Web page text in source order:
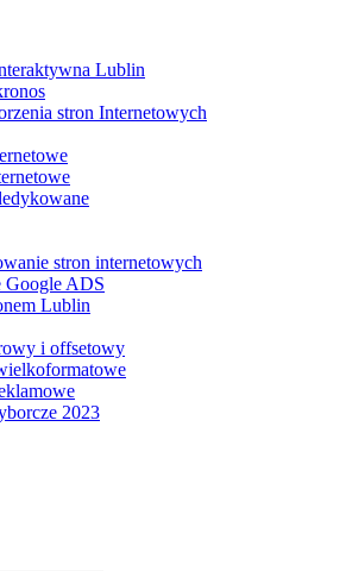
Lublin
stron Internetowych
stron internetowych
Google ADS
Lublin
i offsetowy
2023